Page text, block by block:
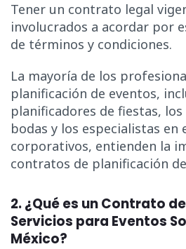
Tener un contrato legal
involucrados a acordar por
de términos y condiciones.
La mayoría de los
planificación de eventos,
planificadores de fiestas,
bodas y los especialistas en
corporativos, entienden la
contratos de planificación
2. ¿Qué es un Contrato
Servicios para Eventos
México?